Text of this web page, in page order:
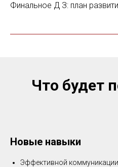
Финальное Д З: план
Что будет
Новые навыки
Эффективной